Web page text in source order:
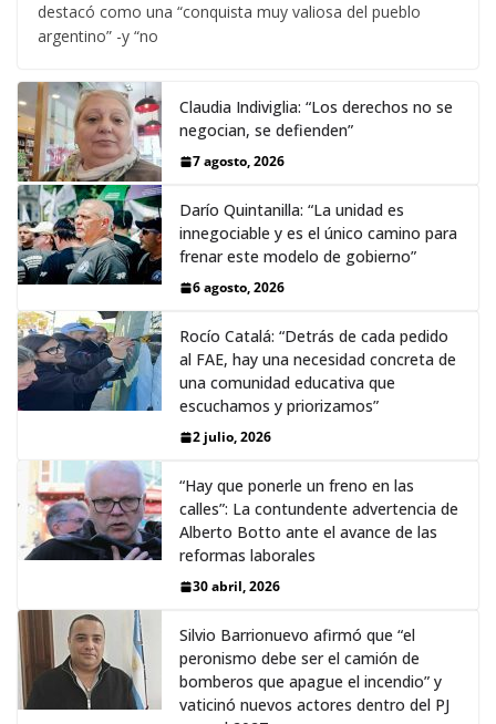
destacó como una “conquista muy valiosa del pueblo
argentino” -y “no
Claudia Indiviglia: “Los derechos no se
negocian, se defienden”
7 agosto, 2026
Darío Quintanilla: “La unidad es
innegociable y es el único camino para
frenar este modelo de gobierno”
6 agosto, 2026
Rocío Catalá: “Detrás de cada pedido
al FAE, hay una necesidad concreta de
una comunidad educativa que
escuchamos y priorizamos”
2 julio, 2026
“Hay que ponerle un freno en las
calles”: La contundente advertencia de
Alberto Botto ante el avance de las
reformas laborales
30 abril, 2026
Silvio Barrionuevo afirmó que “el
peronismo debe ser el camión de
bomberos que apague el incendio” y
vaticinó nuevos actores dentro del PJ